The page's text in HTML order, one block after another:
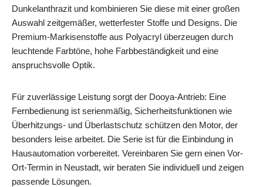
Dunkelanthrazit und kombinieren Sie diese mit einer großen
Auswahl zeitgemäßer, wetterfester Stoffe und Designs. Die
Premium-Markisenstoffe aus Polyacryl überzeugen durch
leuchtende Farbtöne, hohe Farbbeständigkeit und eine
anspruchsvolle Optik.
Für zuverlässige Leistung sorgt der Dooya-Antrieb: Eine
Fernbedienung ist serienmäßig, Sicherheitsfunktionen wie
Überhitzungs- und Überlastschutz schützen den Motor, der
besonders leise arbeitet. Die Serie ist für die Einbindung in
Hausautomation vorbereitet. Vereinbaren Sie gern einen Vor-
Ort-Termin in Neustadt, wir beraten Sie individuell und zeigen
passende Lösungen.